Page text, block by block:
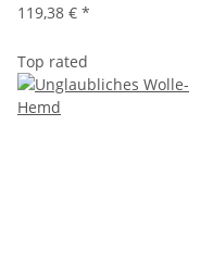
119,38 € *
Top rated